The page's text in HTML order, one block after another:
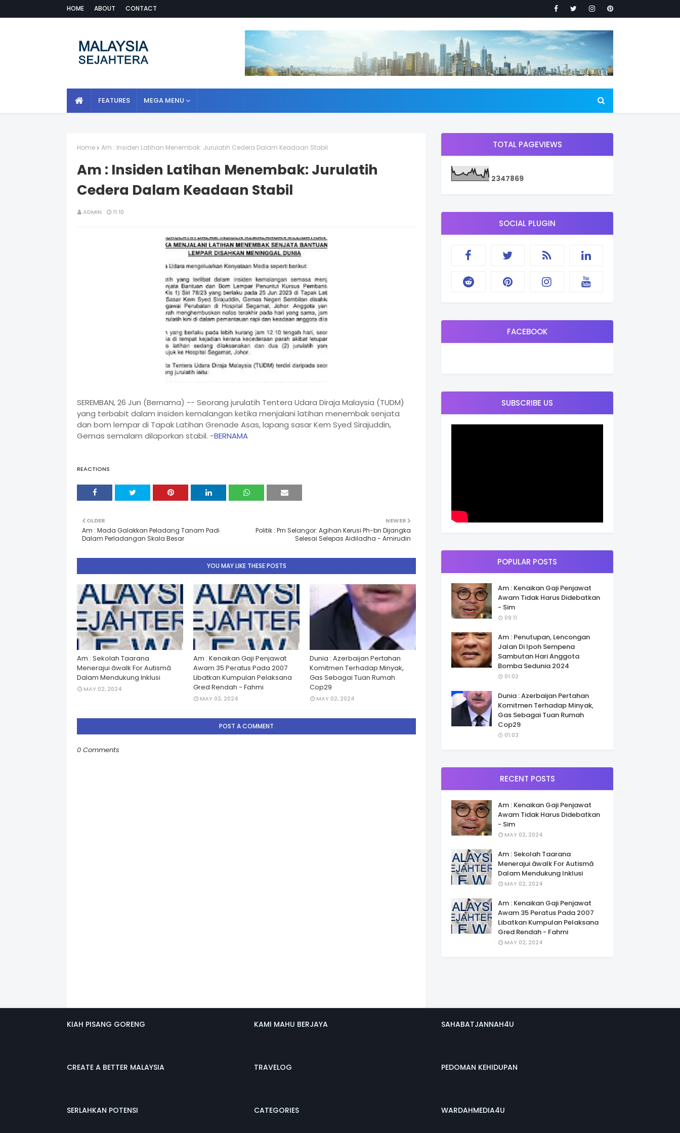
HOME ABOUT CONTACT
FEATURES MEGA MENU
Home Am : Insiden Latihan Menembak: Jurulatih Cedera Dalam Keadaan Stabil
Am : Insiden Latihan Menembak: Jurulatih
Cedera Dalam Keadaan Stabil
ADMIN 11:10
SEREMBAN, 26 Jun (Bernama) -- Seorang jurulatih Tentera Udara Diraja Malaysia (TUDM)
yang terbabit dalam insiden kemalangan ketika menjalani latihan menembak senjata
dan bom lempar di Tapak Latihan Grenade Asas, lapang sasar Kem Syed Sirajuddin,
Gemas semalam dilaporkan stabil. -BERNAMA
REACTIONS
NEWER
Politik : Prn Selangor: Agihan Kerusi Ph-bn Dijangka
Selesai Selepas Aidiladha - Amirudin
OLDER
Am : Mada Galakkan Peladang Tanam Padi
Dalam Perladangan Skala Besar
YOU MAY LIKE THESE POSTS
Am : Sekolah Taarana
Menerajui âwalk For Autismâ
Dalam Mendukung Inklusi
MAY 02, 2024
Am : Kenaikan Gaji Penjawat
Awam 35 Peratus Pada 2007
Libatkan Kumpulan Pelaksana
Gred Rendah - Fahmi
MAY 02, 2024
Dunia : Azerbaijan Pertahan
Komitmen Terhadap Minyak,
Gas Sebagai Tuan Rumah
Cop29
MAY 02, 2024
POST A COMMENT
0 Comments
TOTAL PAGEVIEWS
2347869
SOCIAL PLUGIN
FACEBOOK
SUBSCRIBE US
POPULAR POSTS
Am : Kenaikan Gaji Penjawat
Awam Tidak Harus Didebatkan
- Sim
09:11
Am : Penutupan, Lencongan
Jalan Di Ipoh Sempena
Sambutan Hari Anggota
Bomba Sedunia 2024
01:02
Dunia : Azerbaijan Pertahan
Komitmen Terhadap Minyak,
Gas Sebagai Tuan Rumah
Cop29
01:03
RECENT POSTS
Am : Kenaikan Gaji Penjawat
Awam Tidak Harus Didebatkan
- Sim
MAY 02, 2024
Am : Sekolah Taarana
Menerajui âwalk For Autismâ
Dalam Mendukung Inklusi
MAY 02, 2024
Am : Kenaikan Gaji Penjawat
Awam 35 Peratus Pada 2007
Libatkan Kumpulan Pelaksana
Gred Rendah - Fahmi
MAY 02, 2024
KIAH PISANG GORENG
CREATE A BETTER MALAYSIA
SERLAHKAN POTENSI
KAMI MAHU BERJAYA
TRAVELOG
CATEGORIES
SAHABATJANNAH4U
PEDOMAN KEHIDUPAN
WARDAHMEDIA4U